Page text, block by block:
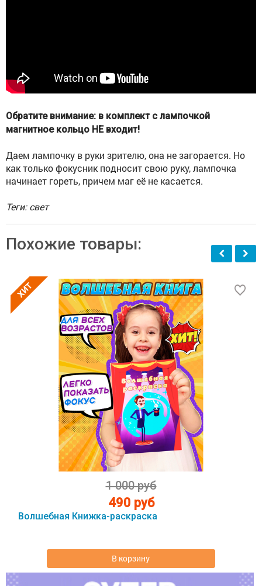
Обратите внимание: в комплект с лампочкой
магнитное кольцо НЕ входит!
Даем лампочку в руки зрителю, она не загорается. Но
как только фокусник подносит свою руку, лампочка
начинает гореть, причем маг её не касается.
Теги: свет
Похожие товары:
1 000 руб
490 руб
Волшебная Книжка-раскраска
В корзину